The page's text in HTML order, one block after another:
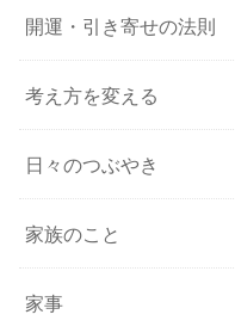
開運・引き寄せの法則
考え方を変える
日々のつぶやき
家族のこと
家事